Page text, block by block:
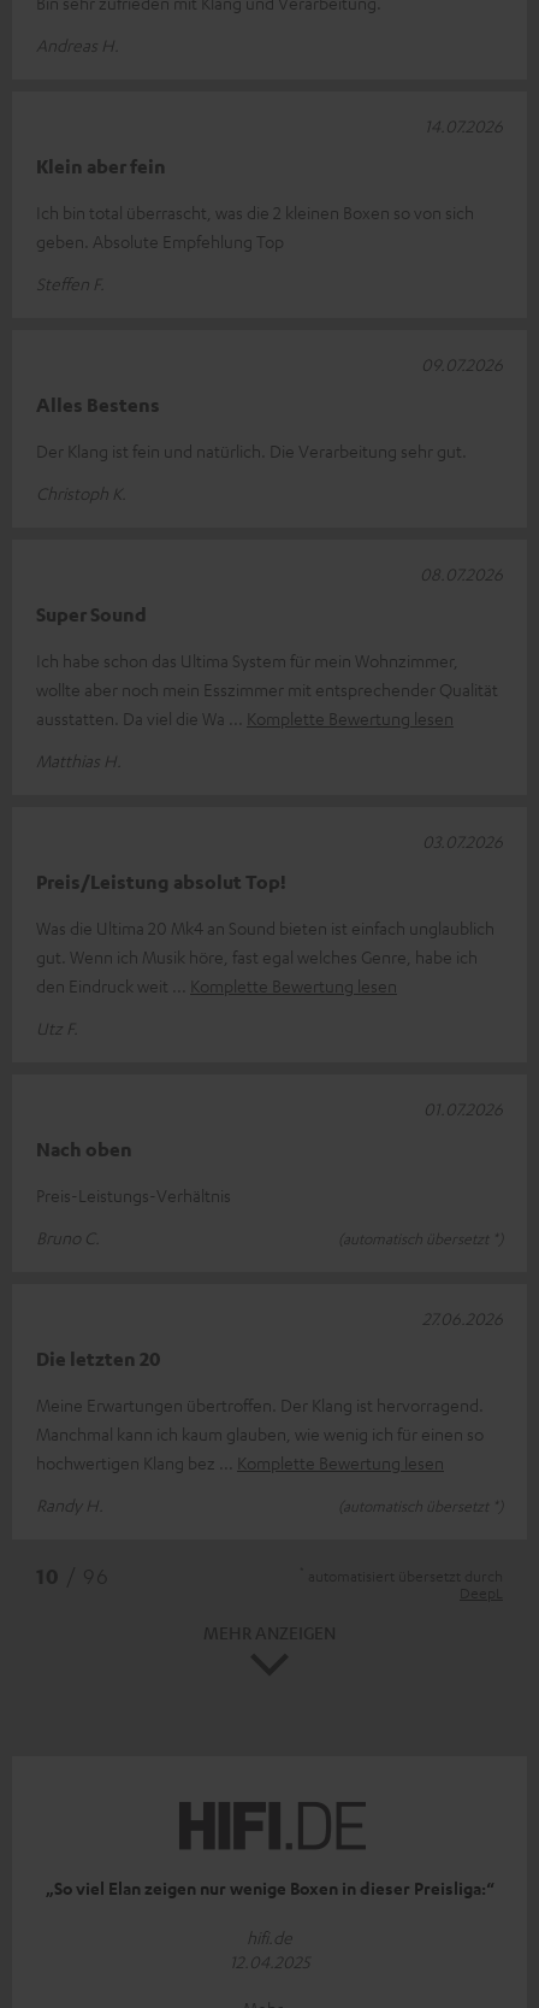
Andreas H.
Klein aber fein
Ich bin total überrascht, was die 2 kleinen Boxen so von sich
geben. Absolute Empfehlung Top
Steffen F.
14.07.2026
Alles Bestens
Der Klang ist fein und natürlich. Die Verarbeitung sehr gut.
Christoph K.
09.07.2026
Super Sound
Ich habe schon das Ultima System für mein Wohnzimmer,
wollte aber noch mein Esszimmer mit entsprechender Qualität
ausstatten. Da viel die Wa
Komplette Bewertung lesen
Matthias H.
08.07.2026
Preis/Leistung absolut Top!
Was die Ultima 20 Mk4 an Sound bieten ist einfach unglaublich
gut. Wenn ich Musik höre, fast egal welches Genre, habe ich
den Eindruck weit
Komplette Bewertung lesen
Utz F.
03.07.2026
Nach oben
Preis-Leistungs-Verhältnis
Bruno C.
(automatisch übersetzt *)
01.07.2026
Die letzten 20
Meine Erwartungen übertroffen. Der Klang ist hervorragend.
Manchmal kann ich kaum glauben, wie wenig ich für einen so
hochwertigen Klang bez
Komplette Bewertung lesen
Randy H.
(automatisch übersetzt *)
27.06.2026
„So viel Elan zeigen nur wenige Boxen in dieser Preisliga:“
hifi.de
12.04.2025